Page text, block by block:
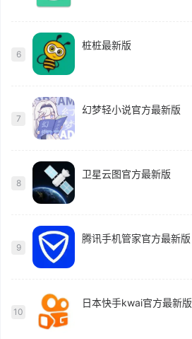
6
桩桩最新版
7
幻梦轻小说官方最新版
8
卫星云图官方最新版
9
腾讯手机管家官方最新版
10
日本快手kwai官方最新版